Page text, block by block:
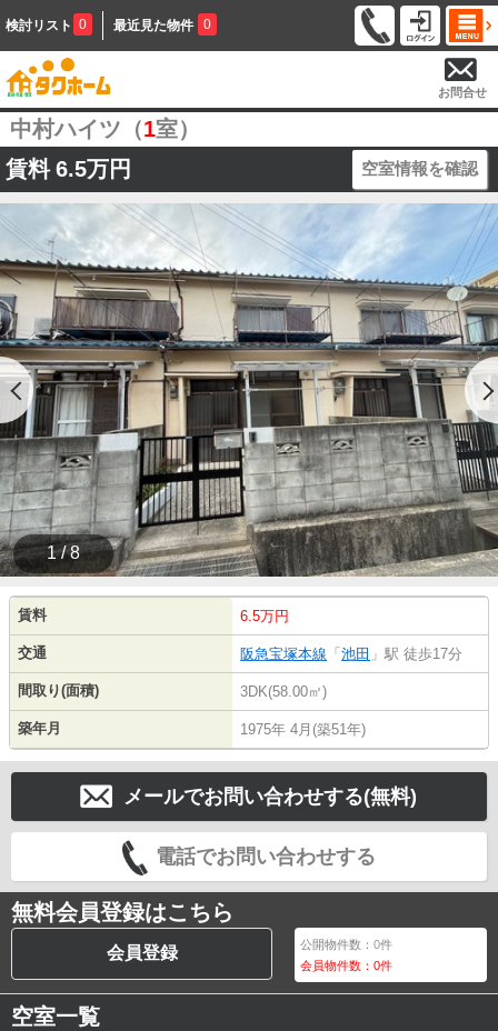
検討リスト 0 最近見た物件 0
お問合せ
中村ハイツ（1室）
賃料 6.5万円 空室情報を確認
1 / 8
賃料 6.5万円
交通 阪急宝塚本線 「 池田 」駅 徒歩17分
間取り(面積) 3DK(58.00㎡)
築年月 1975年 4月(築51年)
メールでお問い合わせする(無料)
電話でお問い合わせする
無料会員登録はこちら
会員登録 公開物件数：0件
会員物件数：0件
空室一覧